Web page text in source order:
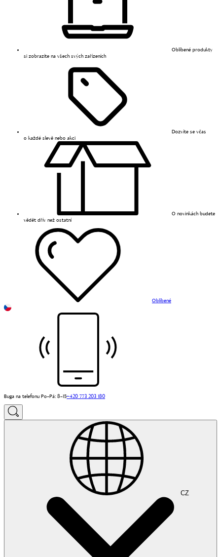
Oblíbené produkty
si zobrazíte na všech svých zařízeních
Dozvíte se včas
o každé slevě nebo akci
O novinkách budete
vědět dřív než ostatní
Oblíbené
Buga na telefonu Po–Pá: 8–15+420 773 203 180
CZ